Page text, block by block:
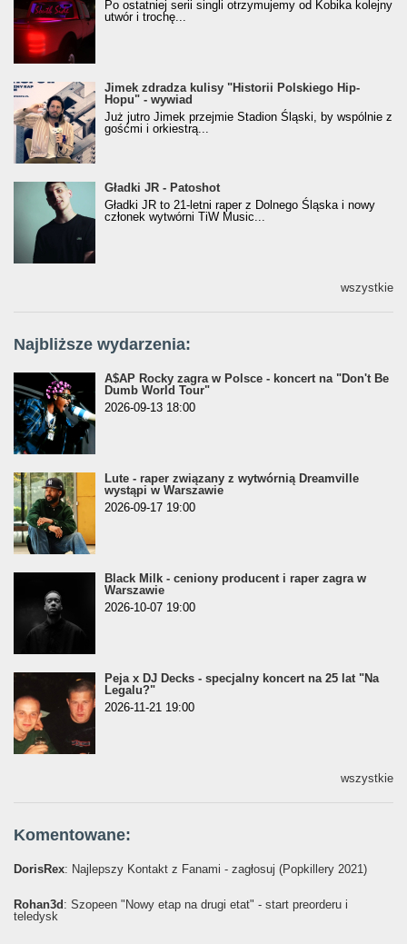
Po ostatniej serii singli otrzymujemy od Kobika kolejny
utwór i trochę...
Jimek zdradza kulisy "Historii Polskiego Hip-
Hopu" - wywiad
Jimek zdradza kulisy "Historii Polskiego Hip-
Hopu" - wywiad
Już jutro Jimek przejmie Stadion Śląski, by wspólnie z
gośćmi i orkiestrą...
Gładki JR - Patoshot
Gładki JR - Patoshot
Gładki JR to 21-letni raper z Dolnego Śląska i nowy
członek wytwórni TiW Music...
wszystkie
Najbliższe wydarzenia:
A$AP Rocky zagra w Polsce - koncert na "Don't Be
Dumb World Tour"
2026-09-13 18:00
Lute - raper związany z wytwórnią Dreamville
wystąpi w Warszawie
2026-09-17 19:00
Black Milk - ceniony producent i raper zagra w
Warszawie
2026-10-07 19:00
Peja x DJ Decks - specjalny koncert na 25 lat "Na
Legalu?"
2026-11-21 19:00
wszystkie
Komentowane:
DorisRex: Najlepszy Kontakt z Fanami - zagłosuj (Popkillery 2021)
Rohan3d : Szopeen "Nowy etap na drugi etat" - start preorderu i
teledysk